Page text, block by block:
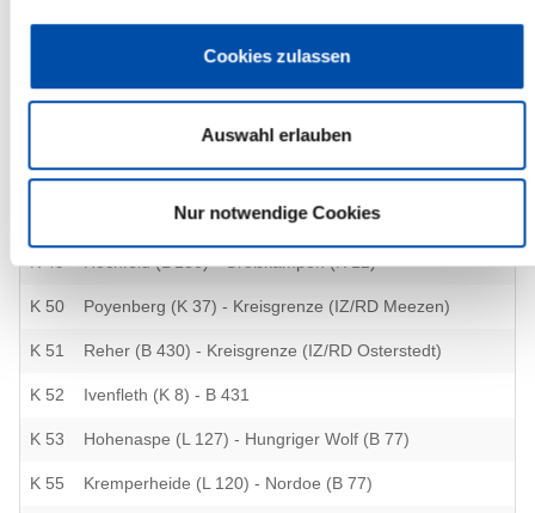
Cookies zulassen
Auswahl erlauben
Nur notwendige Cookies
K 45 Schlotfeld (B 206) - Lohbarbek - Mühlenbarbek (B 206)
Hungriger Wolf (B 77) - Hohenlockstedt (L 121)
K 47 Ridders (B 77) - Hohenlockstedt (B 206)
Elskop (K 7) - Süderau - Steinburg (L 112)
K 49 Hochfeld (L 136) - Großkampen (K 12)
K 50 Poyenberg (K 37) - Kreisgrenze (IZ/RD Meezen)
K 51 Reher (B 430) - Kreisgrenze (IZ/RD Osterstedt)
K 52 Ivenfleth (K 8) - B 431
K 53 Hohenaspe (L 127) - Hungriger Wolf (B 77)
K 55 Kremperheide (L 120) - Nordoe (B 77)